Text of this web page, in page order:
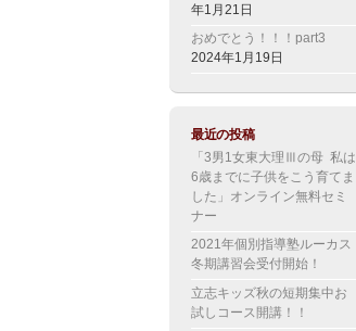
年1月21日
おめでとう！！！part3
2024年1月19日
最近の投稿
「3男1女東大理Ⅲの母 私は
6歳までに子供をこう育てま
した」オンライン無料セミ
ナー
2021年個別指導塾ルーカス
冬期講習会受付開始！
立志キッズ秋の短期集中お
試しコース開講！！